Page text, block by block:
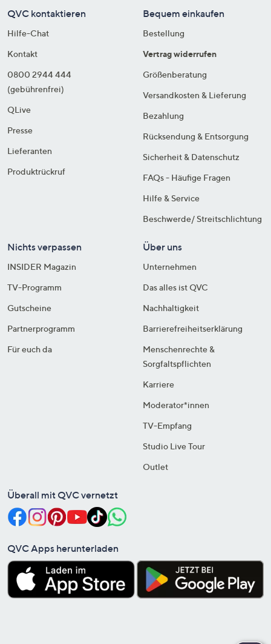
QVC kontaktieren
Hilfe-Chat
Kontakt
0800 2944 444
(gebührenfrei)
QLive
Presse
Lieferanten
Produktrückruf
Bequem einkaufen
Bestellung
Vertrag widerrufen
Größenberatung
Versandkosten & Lieferung
Bezahlung
Rücksendung & Entsorgung
Sicherheit & Datenschutz
FAQs - Häufige Fragen
Hilfe & Service
Beschwerde/ Streitschlichtung
Nichts verpassen
INSIDER Magazin
TV-Programm
Gutscheine
Partnerprogramm
Für euch da
Über uns
Unternehmen
Das alles ist QVC
Nachhaltigkeit
Barrierefreiheitserklärung
Menschenrechte &
Sorgfaltspflichten
Karriere
Moderator*innen
TV-Empfang
Studio Live Tour
Outlet
Überall mit QVC vernetzt
QVC Apps herunterladen